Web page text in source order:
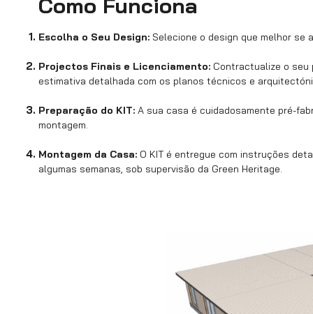
Como Funciona
Escolha o Seu Design: Selecione o design que melhor se
Projectos Finais e Licenciamento: Contractualize o seu
estimativa detalhada com os planos técnicos e
Preparação do KIT: A sua casa é cuidadosamente pré-
montagem.
Montagem da Casa: O KIT é entregue com instruções
algumas semanas, sob supervisão da Green Heritage.